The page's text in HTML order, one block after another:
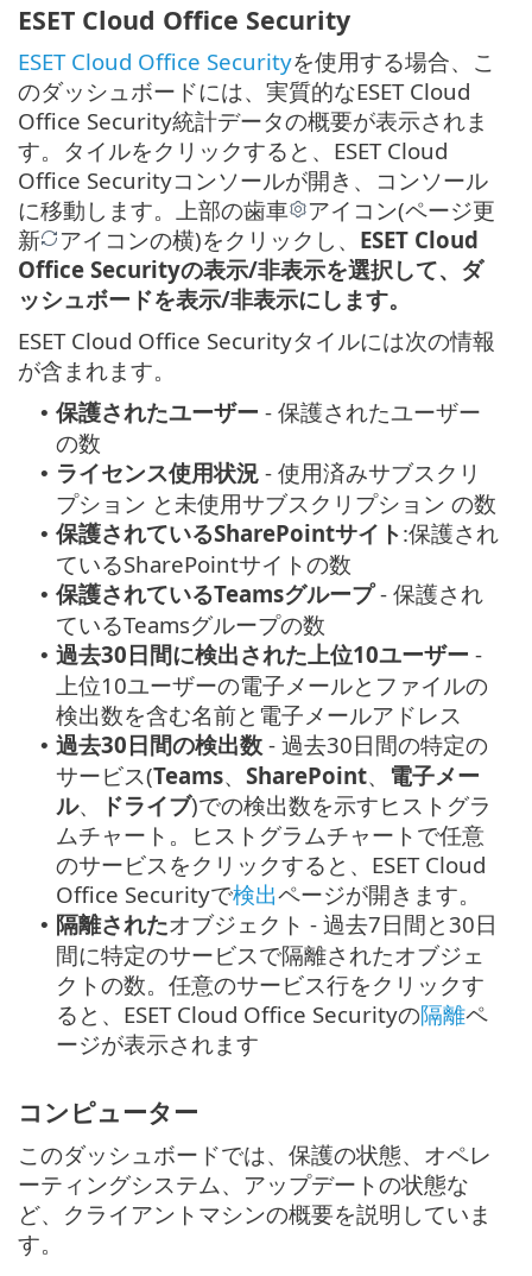
ESET Cloud Office Security
ESET Cloud Office Securityを使用する場合、こ
のダッシュボードには、実質的なESET Cloud
Office Security統計データの概要が表示されま
す。タイルをクリックすると、ESET Cloud
Office Securityコンソールが開き、コンソール
に移動します。上部の歯車
アイコン(ページ更
新
アイコンの横)をクリックし、 ESET Cloud
Office Securityの表示/非表示を選択して、ダ
ッシュボードを表示/非表示にします。
ESET Cloud Office Securityタイルには次の情報
が含まれます。
• 保護されたユーザー - 保護されたユーザー
の数
• ライセンス使用状況 - 使用済みサブスクリ
プション と未使用サブスクリプション の数
• 保護されているSharePointサイト:保護され
ているSharePointサイトの数
• 保護されているTeamsグループ- 保護され
ているTeamsグループの数
• 過去30日間に検出された上位10ユーザー -
上位10ユーザーの電子メールとファイルの
検出数を含む名前と電子メールアドレス
• 過去30日間の検出数 - 過去30日間の特定の
サービス(Teams、 SharePoint、 電子メー
ル、 ドライブ)での検出数を示すヒストグラ
ムチャート。ヒストグラムチャートで任意
のサービスをクリックすると、ESET Cloud
Office Securityで検出ページが開きます。
• 隔離されたオブジェクト - 過去7日間と30日
間に特定のサービスで隔離されたオブジェ
クトの数。任意のサービス行をクリックす
ると、ESET Cloud Office Securityの隔離ペ
ージが表示されます
コンピューター
このダッシュボードでは、保護の状態、オペレ
ーティングシステム、アップデートの状態な
ど、クライアントマシンの概要を説明していま
す。